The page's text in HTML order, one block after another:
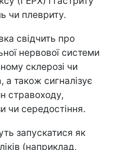
чи плевриту.
свідчить про
нервової системи
склерозі чи
а також сигналізує
стравоходу,
чи середостіння.
запускатися як
(наприклад,